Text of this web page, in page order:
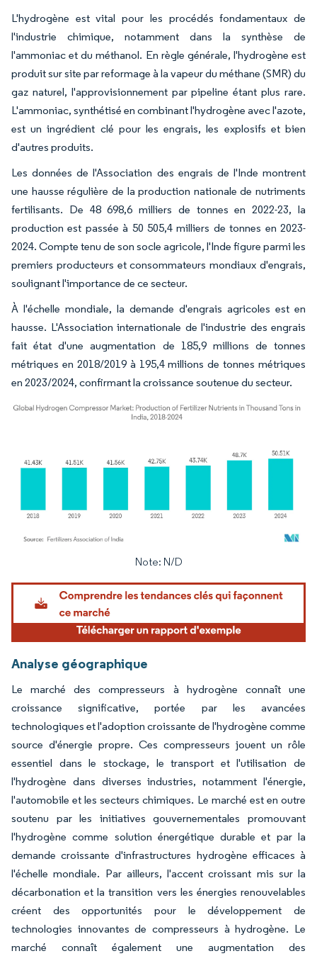
L'hydrogène est vital pour les procédés fondamentaux de
l'industrie chimique, notamment dans la synthèse de
l'ammoniac et du méthanol. En règle générale, l'hydrogène est
produit sur site par reformage à la vapeur du méthane (SMR) du
gaz naturel, l'approvisionnement par pipeline étant plus rare.
L'ammoniac, synthétisé en combinant l'hydrogène avec l'azote,
est un ingrédient clé pour les engrais, les explosifs et bien
d'autres produits.
Les données de l'Association des engrais de l'Inde montrent
une hausse régulière de la production nationale de nutriments
fertilisants. De 48 698,6 milliers de tonnes en 2022-23, la
production est passée à 50 505,4 milliers de tonnes en 2023-
2024. Compte tenu de son socle agricole, l'Inde figure parmi les
premiers producteurs et consommateurs mondiaux d'engrais,
soulignant l'importance de ce secteur.
À l'échelle mondiale, la demande d'engrais agricoles est en
hausse. L'Association internationale de l'industrie des engrais
fait état d'une augmentation de 185,9 millions de tonnes
métriques en 2018/2019 à 195,4 millions de tonnes métriques
en 2023/2024, confirmant la croissance soutenue du secteur.
Image © Mordor Intelligence. La réutilisation nécessite une attribution sous CC BY
Note: N/D
Analyse géographique
Le marché des compresseurs à hydrogène connaît une
croissance significative, portée par les avancées
technologiques et l'adoption croissante de l'hydrogène comme
source d'énergie propre. Ces compresseurs jouent un rôle
essentiel dans le stockage, le transport et l'utilisation de
l'hydrogène dans diverses industries, notamment l'énergie,
l'automobile et les secteurs chimiques. Le marché est en outre
soutenu par les initiatives gouvernementales promouvant
l'hydrogène comme solution énergétique durable et par la
demande croissante d'infrastructures hydrogène efficaces à
l'échelle mondiale. Par ailleurs, l'accent croissant mis sur la
décarbonation et la transition vers les énergies renouvelables
créent des opportunités pour le développement de
technologies innovantes de compresseurs à hydrogène. Le
marché connaît également une augmentation des